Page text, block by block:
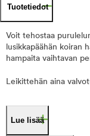
Tuotetiedot
Voit tehostaa
lusikkapäähän koiran
hampaita vaihtavan
Leikittehän aina
Lue lisää